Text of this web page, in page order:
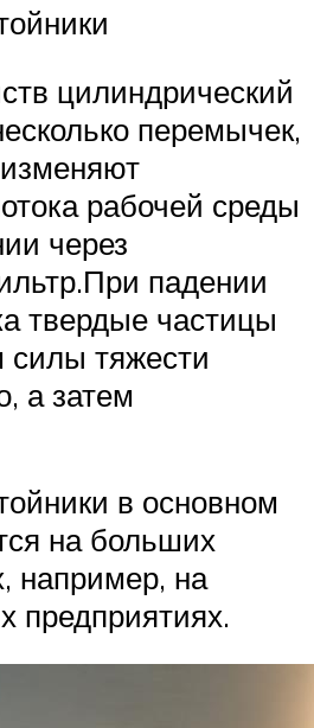
цилиндрический
перемычек,
рабочей среды
через
падении
твердые частицы
силы тяжести
а затем
в основном
на больших
например, на